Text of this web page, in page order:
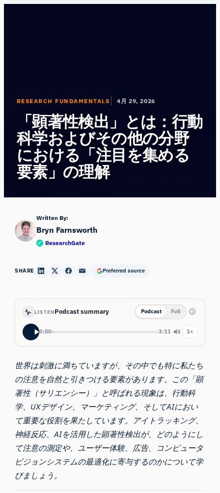
RESEARCH FUNDAMENTALS 4月 29, 2026
「顕著性検出」とは：行動
科学およびその他の分野
における「注目を集める
要素」の理解
Written By:
Bryn Farnsworth
ResearchGate
SHARE Preferred source
LISTENPodcast summary Podcast Full
0:00 3:11 1×
世界は刺激に満ちていますが、その中でも特に私たち
の注意を自然と引きつける要素があります。この「顕
著性（サリエンシー）」と呼ばれる現象は、行動科
学、UXデザイン、マーケティング、そしてAIにおい
て重要な役割を果たしています。アイトラッキング、
神経反応、AIを活用した顕著性検出が、どのようにし
て注意の測定や、ユーザー体験、広告、コンピュータ
ビジョンシステムの最適化に寄与するのかについて学
びましょう。